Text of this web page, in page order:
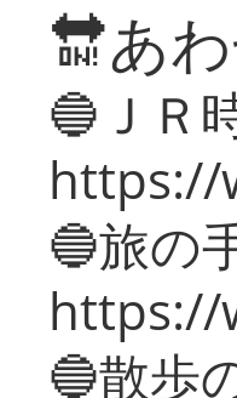
🔛あ
🔵ＪＲ
https://
🔵旅の
https://
🔵散歩